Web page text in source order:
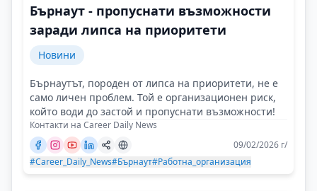
Бърнаут - пропуснати възможности
заради липса на приоритети
Новини
Бърнаутът, породен от липса на приоритети, не е
само личен проблем. Той е организационен риск,
който води до застой и пропуснати възможности!
Контакти на Career Daily News
09/02/2026 г/
#Career_Daily_News#Бърнаут#Работна_организация